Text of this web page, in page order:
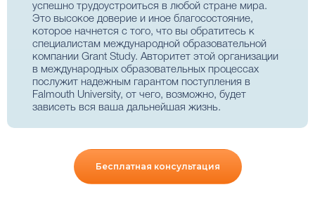
успешно трудоустроиться в любой стране мира.
Это высокое доверие и иное благосостояние,
которое начнется с того, что вы обратитесь к
специалистам международной образовательной
компании Grant Study. Авторитет этой организации
в международных образовательных процессах
послужит надежным гарантом поступления в
Falmouth University, от чего, возможно, будет
зависеть вся ваша дальнейшая жизнь.
Бесплатная консультация